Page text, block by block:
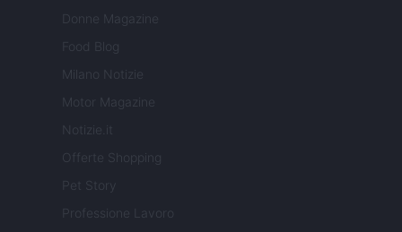
Donne Magazine
Food Blog
Milano Notizie
Motor Magazine
Notizie.it
Offerte Shopping
Pet Story
Professione Lavoro